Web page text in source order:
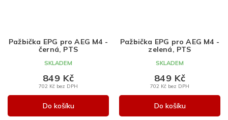
Pažbička EPG pro AEG M4 -
černá, PTS
SKLADEM
702 Kč bez DPH
849 Kč
Do košíku
Pažbička EPG pro AEG M4 -
zelená, PTS
SKLADEM
702 Kč bez DPH
849 Kč
Do košíku